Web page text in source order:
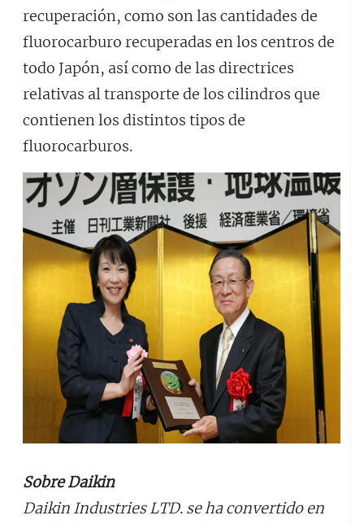
recuperación, como son las cantidades de
fluorocarburo recuperadas en los centros de
todo Japón, así como de las directrices
relativas al transporte de los cilindros que
contienen los distintos tipos de
fluorocarburos.
Sobre Daikin
Daikin Industries LTD. se ha convertido en